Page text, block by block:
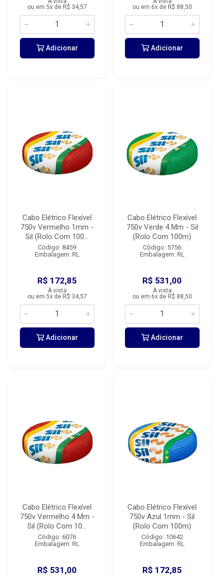
ou em 5x de R$ 34,57
Adicionar
ou em 6x de R$ 88,50
Adicionar
Cabo Elétrico Flexível
750v Vermelho 1mm -
Sil (Rolo Com 100...
Código: 8459
Embalagem: RL
R$ 172,85
À vista
ou em 5x de R$ 34,57
Adicionar
Cabo Elétrico Flexível
750v Verde 4 Mm - Sil
(Rolo Com 100m)
Código: 5756
Embalagem: RL
R$ 531,00
À vista
ou em 6x de R$ 88,50
Adicionar
Cabo Elétrico Flexível
750v Vermelho 4 Mm -
Sil (Rolo Com 10...
Código: 6076
Embalagem: RL
R$ 531,00
Cabo Elétrico Flexível
750v Azul 1mm - Sil
(Rolo Com 100m)
Código: 10642
Embalagem: RL
R$ 172,85